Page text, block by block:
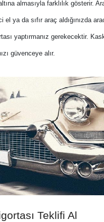
almasıyla farklılık gösterir.
el ya da sıfır araç aldığınızda
yaptırmanız gerekecektir.
güvenceye alır.
Teklifi Al